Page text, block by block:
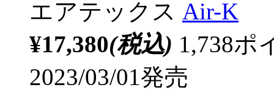
エアテックス Air-K
¥17,380(税込) 1,738ポ
2023/03/01発売